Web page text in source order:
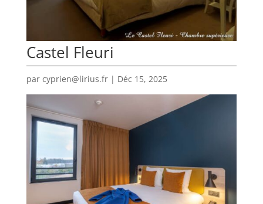
Castel Fleuri
par cyprien@lirius.fr| Déc 15, 2025